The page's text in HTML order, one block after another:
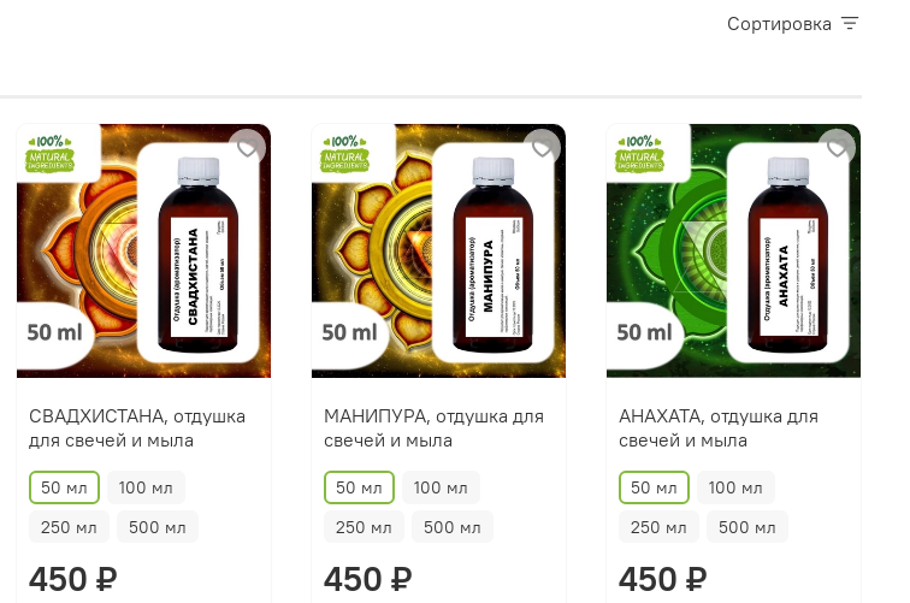
Сортировка
СВАДХИСТАНА, отдушка
для свечей и мыла
50 мл
100 мл
250 мл
500 мл
450 ₽
МАНИПУРА, отдушка для
свечей и мыла
50 мл
100 мл
250 мл
500 мл
450 ₽
АНАХАТА, отдушка для
свечей и мыла
50 мл
100 мл
250 мл
500 мл
450 ₽